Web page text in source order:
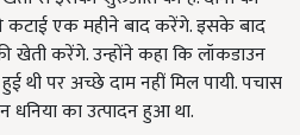
कटाई एक महीने बाद करेंगे. इसके बाद
करेंगे. उन्होंने कहा कि लॉकडाउन
थी पर अच्छे दाम नहीं मिल पायी. पचास
का उत्पादन हुआ था.